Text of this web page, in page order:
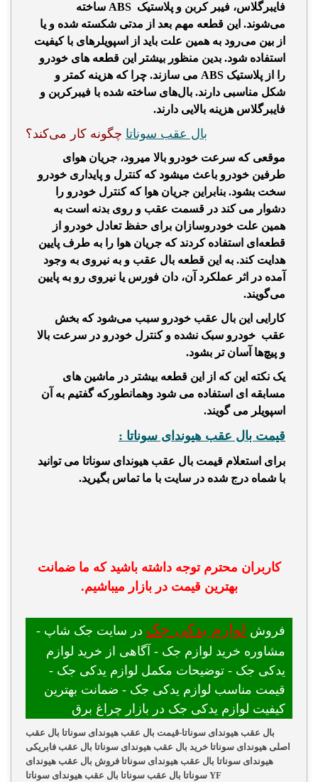
فایبرگلاس، فیبر کربن و پلاستیک ABS ساخته
می‌شوند. این قطعه مهم بعد از مدتی شکسته شده و یا
از بین می‌رود به همین علت باید از اسپویلرهای با کیفیت
استفاده شود. بدین منظور بیشتر این قطعه های خودرو
را از پلاستیک ABS می سازند. چرا که هزینه کمتر و
شکل مناسبی دارند. بال‌های ساخته شده با فیبرکربن و
فایبرگلاس هزینه بالایی دارند.
بال عقب سوناتا چگونه کار می‌کند؟
موقعی که سرعت خودرو بالا میرود، جریان هوای
طرفین خودرو باعث میشود که کنترل و پایداری خودرو
سخت بشود. بنابراین جریان هوا که کنترل خودرو را
دشوار می کند در قسمت عقب و روی بدنه است به
همین علت خودروسازان برای حفظ تعادل خودرو از
قطعه‌ای استفاده کردند که جریان هوا را به طرف پایین
هدایت کند. به این قطعه بال عقب و به نیروی به وجود
آمده در اثر عملکرد‌ آن، دان فورس یا نیروی رو به پایین
می‌گویند.
کارایی این بال عقب خودرو سبب می‌شود که بخش
عقب خودرو سبک نشده و کنترل خودرو در سرعت بالا
و پیچ‌ها آسان تر بشود.
یک نکته این که از این قطعه بیشتر در ماشین های
مسابقه ای استفاده می شود وهمانطورکه گفتیم به آن
اسپویلر می گویند.
قیمت بال عقب هیوندای سوناتا :
برای استعلام قیمت بال عقب هیوندای سوناتا می توانید
با شماه درج شده در سایت با ما تماس بگیرید.
کاربران محترم توجه داشته باشید که ما ضمانت
بهترین قیمت در بازار میباشیم.
فروش لوازم یدکی جک در سایت جک شاپ -
مشاوره خرید لوازم جک - آگاهی از خرید لوازم
یدکی جک - توضیحات مکمل لوازم یدکی جک -
قیمت مناسب لوازم یدکی جک - ضمانت بهترین
کیفیت لوازم یدکی جک در بازار چراغ برق
بال عقب هیوندای سوناتا-قیمت بال عقب هیوندای سوناتا بال عقب
اصلی هیوندای سوناتا خرید بال عقب هیوندای سوناتا بال عقب فابریکی
هیوندای سوناتا بال عقب هیوندای سوناتا فروش بال عقب هیوندای
سوناتا بال عقب سوناتا بال عقب هیوندای سوناتا YF